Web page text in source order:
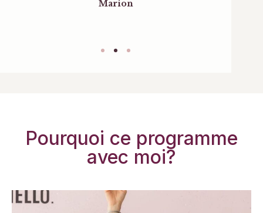
Marion
Pourquoi ce programme
avec moi?